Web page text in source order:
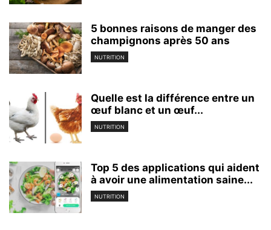
5 bonnes raisons de manger des
champignons après 50 ans
NUTRITION
Quelle est la différence entre un
œuf blanc et un œuf...
NUTRITION
Top 5 des applications qui aident
à avoir une alimentation saine...
NUTRITION